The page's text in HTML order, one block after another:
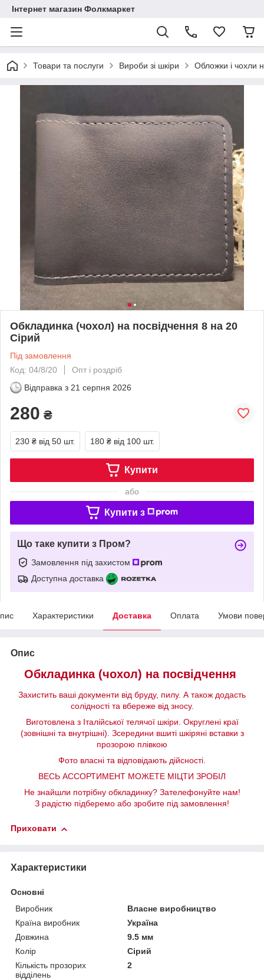
Інтернет магазин Фолкмаркет
Товари та послуги Вироби зі шкіри Обложки і чохли
Обкладинка (чохол) на посвідчення 8 на 20
Сірий
Під замовлення
Код: 04/8/20
Опт і роздріб
Відправка з 21 серпня 2026
280 ₴
230 ₴ від 50 шт. 180 ₴ від 100 шт.
Купити
або
Купити з
Що таке купити з Пром?
Замовлення під захистом
Доступна доставка
Характеристики Доставка Оплата Умови
Опис
Обкладинка (чохол) на посвідчення
Захистить ваші документи від бруду, пилу. А також додасть
солідності та вбереже від зносу.
Виготовлена з Італійської телячої шкіри. Округлені краї
(зовнішні та внутрішні). Зсередини вшиті шкіряні вставки з
прозорою плівкою
Фото власні та відповідають дійсності.
ВЕСЬ АССОРТИМЕНТ МОЖЕТЕ МІЦТИ ЗРОБІЛ
Не знайшли потрібну обкладинку? Зателефонуйте нам!
З радістю підберемо або зробите під замовлення!
Приховати
Характеристики
Основні
Виробник
Власне виробництво
Країна виробник
Україна
Довжина
9.5 мм
Колір
Сірий
Кількість прозорих
відділень
2